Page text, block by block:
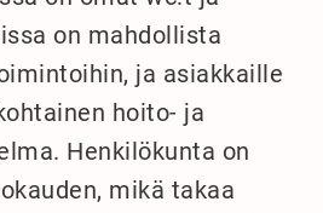
on mahdollista
ja asiakkaille
hoito- ja
Henkilökunta on
mikä takaa